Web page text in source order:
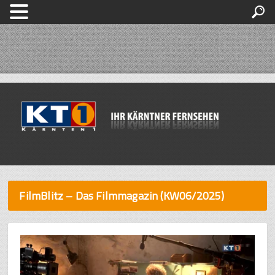
FilmBlitz – Das Filmmagazin (KW06/2025)